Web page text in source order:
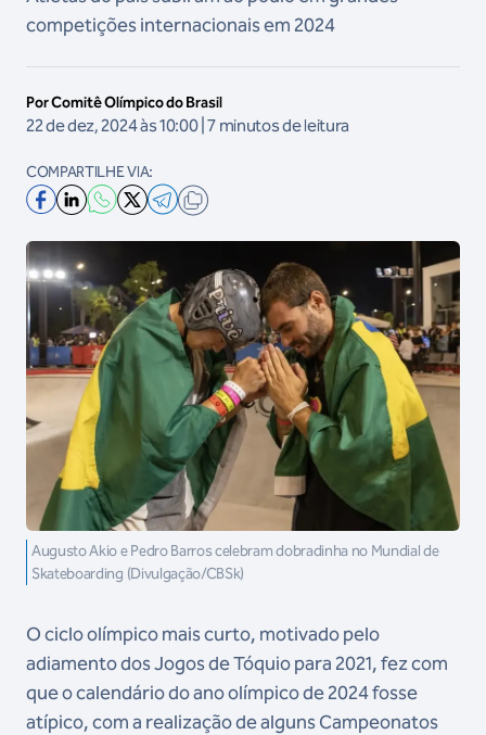
competições internacionais em 2024
Por Comitê Olímpico do Brasil
22 de dez, 2024 às 10:00 | 7 minutos de leitura
COMPARTILHE VIA:
Augusto Akio e Pedro Barros celebram dobradinha no Mundial de
Skateboarding (Divulgação/CBSk)
O ciclo olímpico mais curto, motivado pelo
adiamento dos Jogos de Tóquio para 2021, fez com
que o calendário do ano olímpico de 2024 fosse
atípico, com a realização de alguns Campeonatos